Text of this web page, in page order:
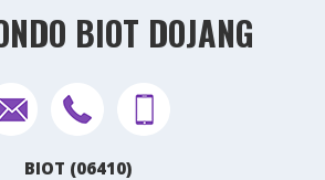
BIOT DOJANG
BIOT (06410)